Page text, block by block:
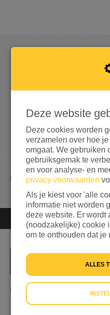
1 .
100% bereikt van
DONATIES
Afgesloten Je
steun aan vluchtelingen
Deze website
Deze cookies worden
verzamelen over hoe
omgaat. We gebruiken
gebruiksgemak te
en voor analyse- en
privacy voorwaarden
Als je kiest voor 'alle
informatie niet worden
deze website. Er wordt
(noodzakelijke) cookie
om te onthouden dat
ALLES